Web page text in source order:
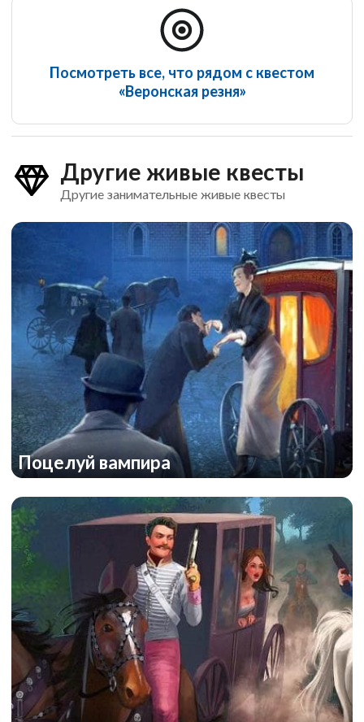
Детективный поединок
Остаться в живых
Герои асфальта
Посмотреть все, что рядом с квестом
«Веронская резня»
Другие живые квесты
Другие занимательные живые квесты
Поцелуй вампира